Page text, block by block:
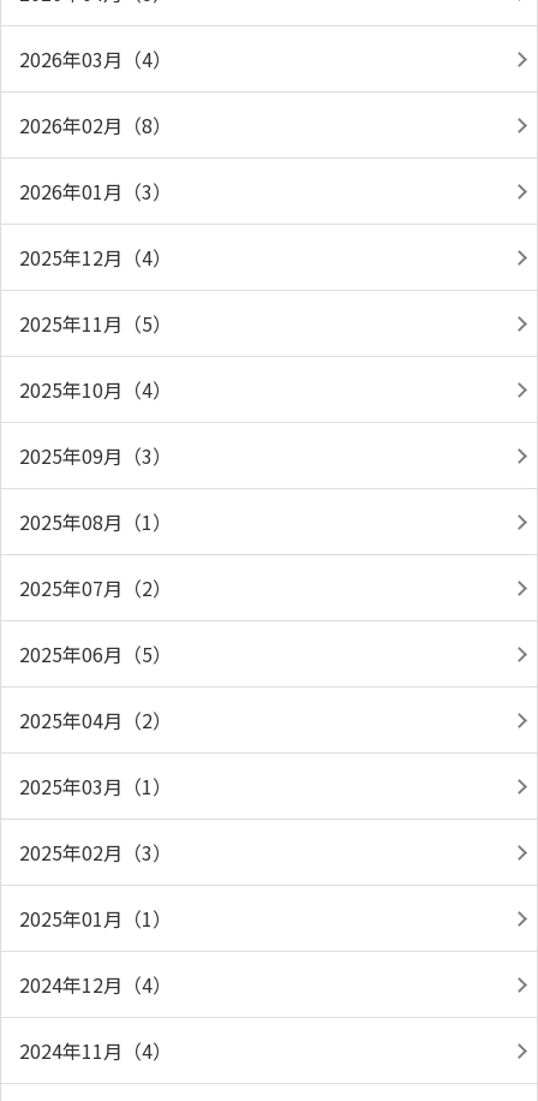
2026年03月（4）
2026年02月（8）
2026年01月（3）
2025年12月（4）
2025年11月（5）
2025年10月（4）
2025年09月（3）
2025年08月（1）
2025年07月（2）
2025年06月（5）
2025年04月（2）
2025年03月（1）
2025年02月（3）
2025年01月（1）
2024年12月（4）
2024年11月（4）